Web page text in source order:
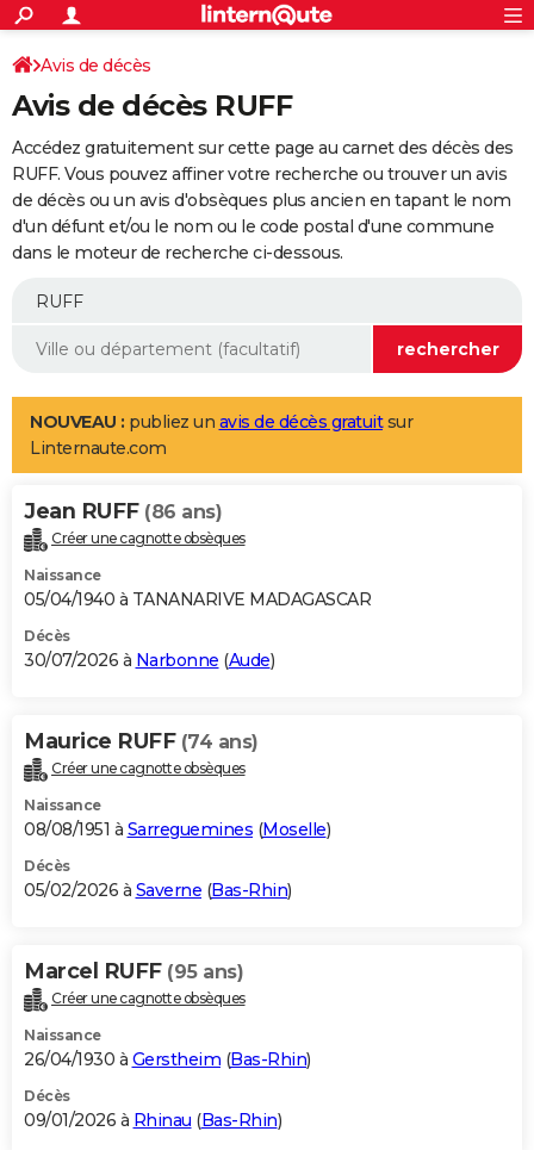
ACTUALITÉS
Politique
Société
Faits Divers
Education
Monde
Villes
+
SPORT
Coupe du monde 2026
Football
Tennis
Cyclisme
Rugby
Forum
Programme TV
TNT
Streaming
Cinéma
Sorties cinéma
Musique
+
FINANCE
Retraite
Impôts
Epargne
Immobilier
Risques naturels par ville
Banque
Assurance
Crédit
AUTO
Essais
Réserver un essai
Citadines
Berlines
SUV
Forum auto
+
Mobiles
Meilleur smartphone
Internet
Ordinateurs
Jeux vidéo
Guide high-tech
Aménagement intérieur
LIFESTYLE
Art de vivre
Bien-être
Loisirs
Mode
Modes de vie
Alimentation
Guide de la santé
Maladies
Médicaments
Sommeil
VOYAGE
Destinations
City break
Voyage nature
Voyage de noces
Forum
Climat
+PHOTO
GUIDES D'ACHAT
BONS PLANS
Carte de Noël
Carte Bonne année
Carte Saint-Valentin
Carte Pâques
Carte d'anniversaire
DICTIONNAIRE
Dictionnaire
Biographies
Citations
Expressions
Proverbes
PROGRAMME TV
S'inscrire
Se connecter
Lycées
Collèges
Primaires
Universités
Entreprises
Service militaire
Avis de recherche
AVIS DE DÉCÈS
Bricolage
Lifestyle
Culture
Sport
Auto
Television
Voyage
Cinema
Avis de décès
Avis de décès RUFF
Accédez gratuitement sur cette page au carnet des décès des
RUFF. Vous pouvez affiner votre recherche ou trouver un avis
de décès ou un avis d'obsèques plus ancien en tapant le nom
d'un défunt et/ou le nom ou le code postal d'une commune
dans le moteur de recherche ci-dessous.
NOUVEAU : publiez un avis de décès gratuitsur
Linternaute.com
Jean RUFF (86 ans)
Créer une cagnotte obsèques
Naissance
05/04/1940 à TANANARIVE MADAGASCAR
Décès
30/07/2026 à Narbonne (Aude)
Maurice RUFF (74 ans)
Créer une cagnotte obsèques
Naissance
08/08/1951 à Sarreguemines (Moselle)
Décès
05/02/2026 à Saverne (Bas-Rhin)
Marcel RUFF (95 ans)
Créer une cagnotte obsèques
Naissance
26/04/1930 à Gerstheim (Bas-Rhin)
Décès
09/01/2026 à Rhinau (Bas-Rhin)